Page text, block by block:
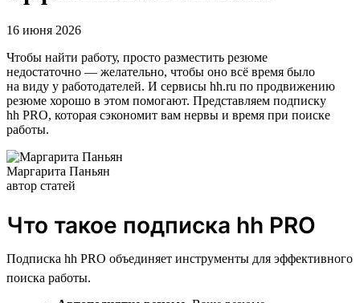
16 июня 2026
Чтобы найти работу, просто разместить резюме
недостаточно — желательно, чтобы оно всё время было
на виду у работодателей. И сервисы hh.ru по продвижению
резюме хорошо в этом помогают. Представляем подписку
hh PRO, которая сэкономит вам нервы и время при поиске
работы.
Маргарита Паньян
автор статей
Что такое подписка hh PRO
Подписка hh PRO объединяет инструменты для эффективного
поиска работы.